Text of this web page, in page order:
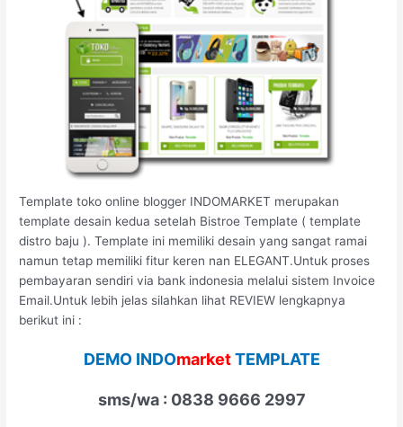
Template toko online blogger INDOMARKET merupakan
template desain kedua setelah Bistroe Template ( template
distro baju ). Template ini memiliki desain yang sangat ramai
namun tetap memiliki fitur keren nan ELEGANT.Untuk proses
pembayaran sendiri via bank indonesia melalui sistem Invoice
Email.Untuk lebih jelas silahkan lihat REVIEW lengkapnya
berikut ini :
DEMO INDOmarketTEMPLATE
sms/wa : 0838 9666 2997